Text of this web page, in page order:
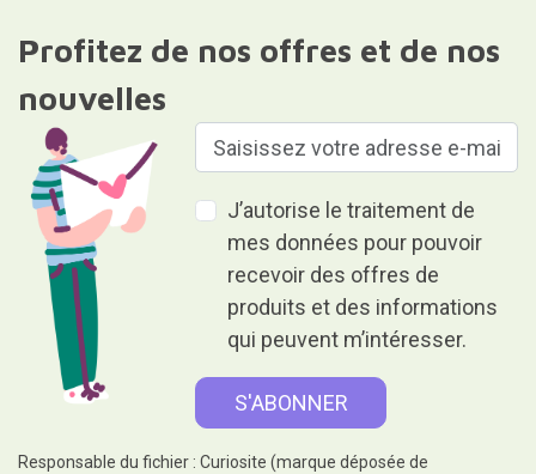
Profitez de nos offres et de nos
nouvelles
J’autorise le traitement de
mes données pour pouvoir
recevoir des offres de
produits et des informations
qui peuvent m’intéresser.
Responsable du fichier : Curiosite (marque déposée de